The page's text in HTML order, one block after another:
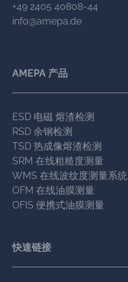
+49 2405 40808-44
info@amepa.de
AMEPA 产品
ESD 电磁 熔渣检测
RSD 余钢检测
TSD 热成像熔渣检测
SRM 在线粗糙度测量
WMS 在线波纹度测量系统
OFM 在线油膜测量
OFIS 便携式油膜测量
快速链接